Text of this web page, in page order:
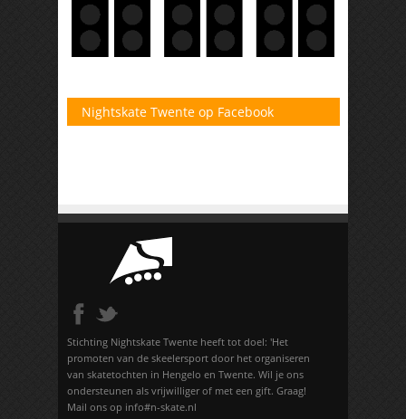
Nightskate Twente op Facebook
Stichting Nightskate Twente heeft tot doel: 'Het
promoten van de skeelersport door het organiseren
van skatetochten in Hengelo en Twente. Wil je ons
ondersteunen als vrijwilliger of met een gift. Graag!
Mail ons op info#n-skate.nl